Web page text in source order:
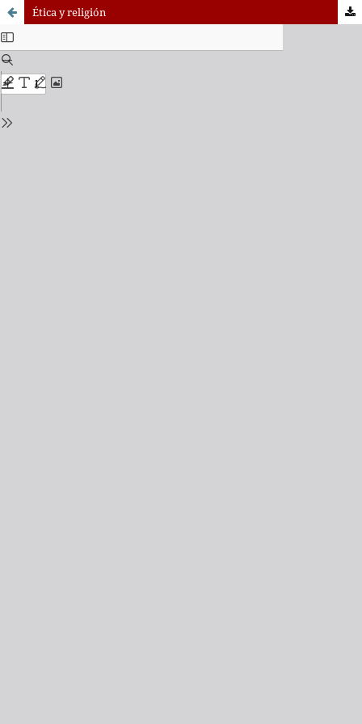
Ética y religión